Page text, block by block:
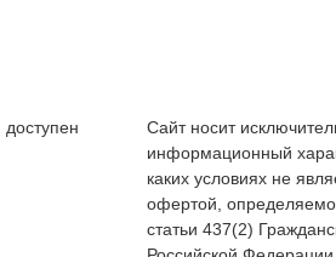
Сайт носит
информационный
каких условиях не
офертой,
статьи 437(2)